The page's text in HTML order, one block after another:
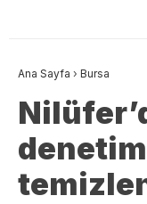
Ana Sayfa › Bursa